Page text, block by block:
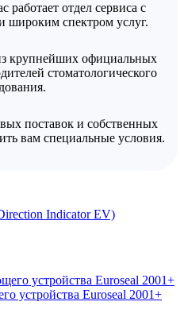
работает отдел сервиса с
спектром услуг.
крупнейших официальных
стоматологического
поставок и собственных
вам специальные условия.
Indicator EV)
устройства Euroseal 2001+